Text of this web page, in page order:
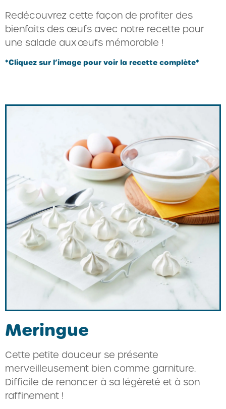
Redécouvrez cette façon de profiter des
bienfaits des œufs avec notre recette pour
une salade aux œufs mémorable !
*Cliquez sur l’image pour voir la recette complète*
Meringue
Cette petite douceur se présente
merveilleusement bien comme garniture.
Difficile de renoncer à sa légèreté et à son
raffinement !